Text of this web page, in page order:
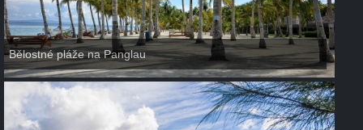
Bělostné pláže na Panglau